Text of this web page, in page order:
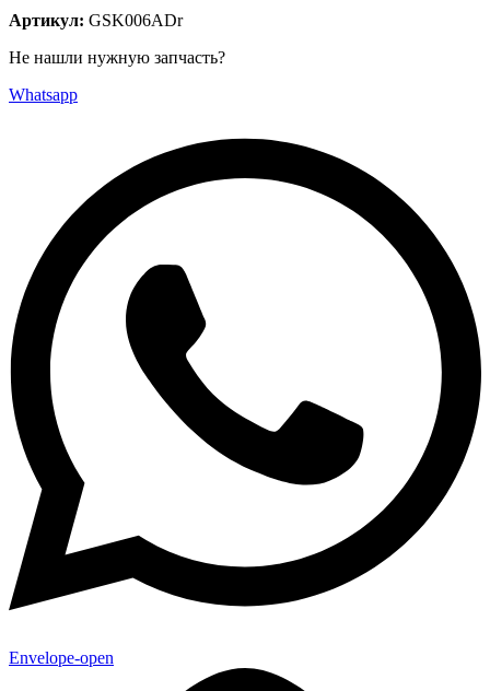
Артикул: GSK006ADr
Не нашли нужную запчасть?
Whatsapp
Envelope-open